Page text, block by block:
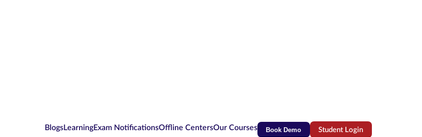
BlogsLearningExam NotificationsOffline CentersOur Courses Book Demo Student Login(opens in new tab)